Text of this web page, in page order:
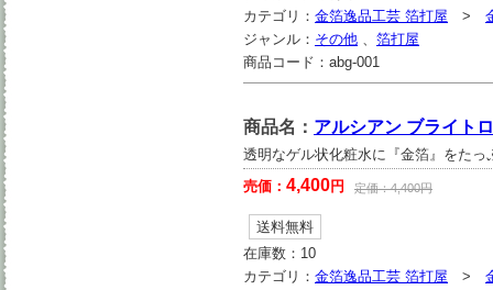
カテゴリ： 金箔逸品工芸 箔打屋 >
ジャンル： その他 、 箔打屋
商品コード： abg-001
商品名： アルシアン ブライト
透明なゲル状化粧水に『金箔』をた
売価： 4,400円 定価：4,400円
送料無料
在庫数： 10
カテゴリ： 金箔逸品工芸 箔打屋 >